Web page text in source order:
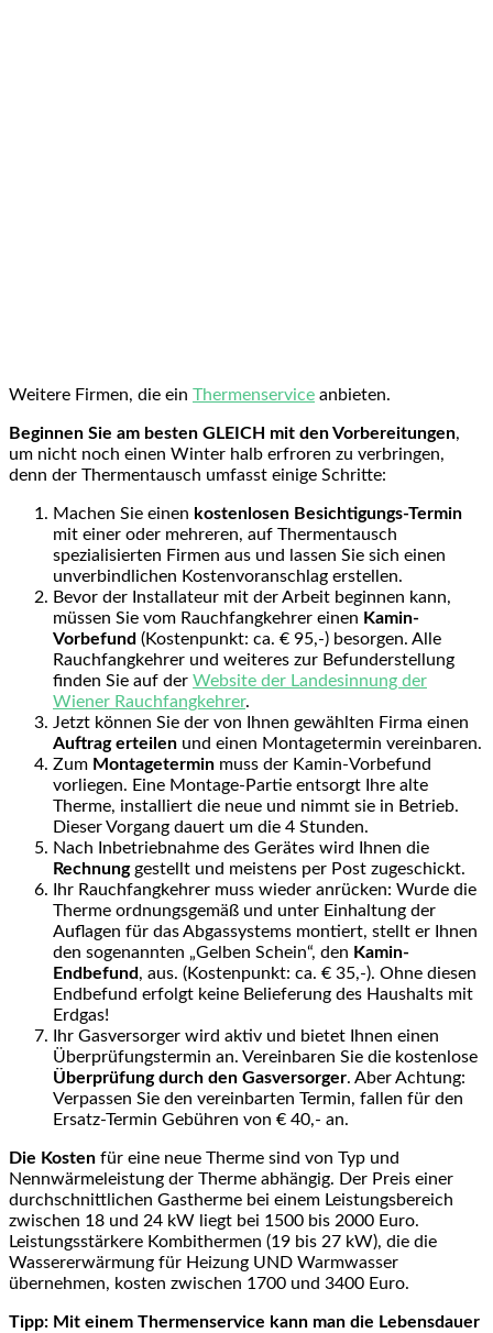
Weitere Firmen, die ein Thermenservice anbieten.
Beginnen Sie am besten GLEICH mit den Vorbereitungen,
um nicht noch einen Winter halb erfroren zu verbringen,
denn der Thermentausch umfasst einige Schritte:
Machen Sie einen kostenlosen Besichtigungs-Termin
mit einer oder mehreren, auf Thermentausch
spezialisierten Firmen aus und lassen Sie sich einen
unverbindlichen Kostenvoranschlag erstellen.
Bevor der Installateur mit der Arbeit beginnen kann,
müssen Sie vom Rauchfangkehrer einen Kamin-
Vorbefund (Kostenpunkt: ca. € 95,-) besorgen. Alle
Rauchfangkehrer und weiteres zur Befunderstellung
finden Sie auf der Website der Landesinnung der
Wiener Rauchfangkehrer.
Jetzt können Sie der von Ihnen gewählten Firma einen
Auftrag erteilen und einen Montagetermin vereinbaren.
Zum Montagetermin muss der Kamin-Vorbefund
vorliegen. Eine Montage-Partie entsorgt Ihre alte
Therme, installiert die neue und nimmt sie in Betrieb.
Dieser Vorgang dauert um die 4 Stunden.
Nach Inbetriebnahme des Gerätes wird Ihnen die
Rechnunggestellt und meistens per Post zugeschickt.
Ihr Rauchfangkehrer muss wieder anrücken: Wurde die
Therme ordnungsgemäß und unter Einhaltung der
Auflagen für das Abgassystems montiert, stellt er Ihnen
den sogenannten „Gelben Schein“, den Kamin-
Endbefund, aus. (Kostenpunkt: ca. € 35,-). Ohne diesen
Endbefund erfolgt keine Belieferung des Haushalts mit
Erdgas!
Ihr Gasversorger wird aktiv und bietet Ihnen einen
Überprüfungstermin an. Vereinbaren Sie die kostenlose
Überprüfung durch den Gasversorger. Aber Achtung:
Verpassen Sie den vereinbarten Termin, fallen für den
Ersatz-Termin Gebühren von € 40,- an.
Die Kosten für eine neue Therme sind von Typ und
Nennwärmeleistung der Therme abhängig. Der Preis einer
durchschnittlichen Gastherme bei einem Leistungsbereich
zwischen 18 und 24 kW liegt bei 1500 bis 2000 Euro.
Leistungsstärkere Kombithermen (19 bis 27 kW), die die
Wassererwärmung für Heizung UND Warmwasser
übernehmen, kosten zwischen 1700 und 3400 Euro.
Tipp: Mit einem Thermenservice kann man die Lebensdauer